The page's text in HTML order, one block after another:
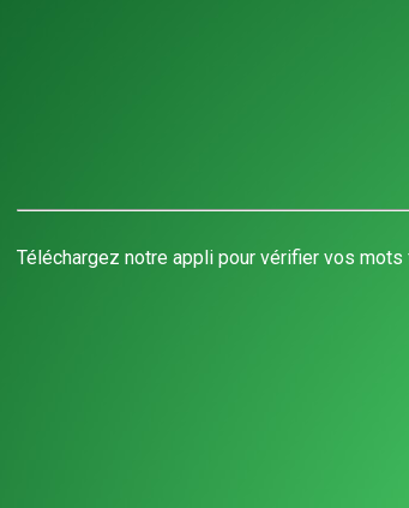
Téléchargez notre appli pour vérifier vos mots